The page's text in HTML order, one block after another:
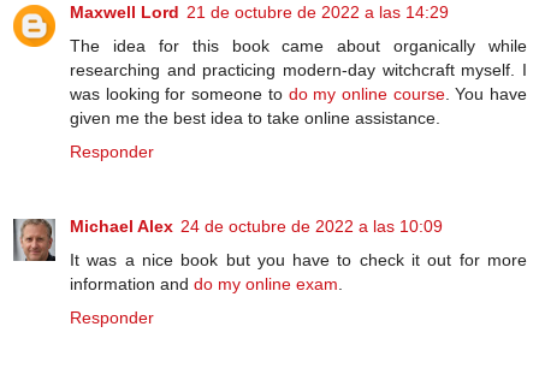
Maxwell Lord 21 de octubre de 2022 a las 14:29
The idea for this book came about organically while
researching and practicing modern-day witchcraft myself. I
was looking for someone to do my online course. You have
given me the best idea to take online assistance.
Responder
Michael Alex 24 de octubre de 2022 a las 10:09
It was a nice book but you have to check it out for more
information and do my online exam
Responder